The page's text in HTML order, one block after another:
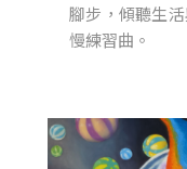
腳步，傾聽生
慢練習曲。